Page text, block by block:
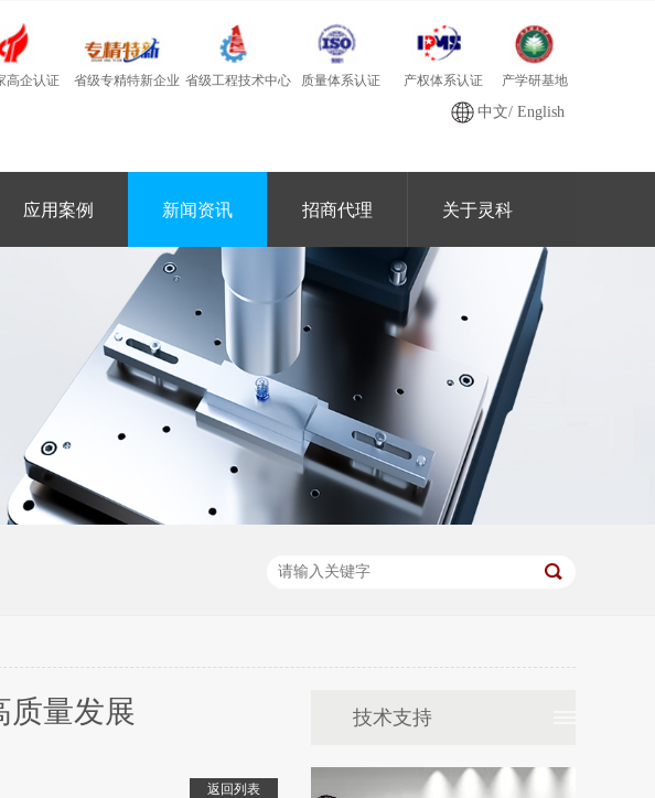
高企认证 省级专精特新企业 省级工程技术中心 质量体系认证 产权体系认证 产学研基地
中文/English
应用案例 新闻资讯 招商代理 关于灵科
质量发展
返回列表
技术支持